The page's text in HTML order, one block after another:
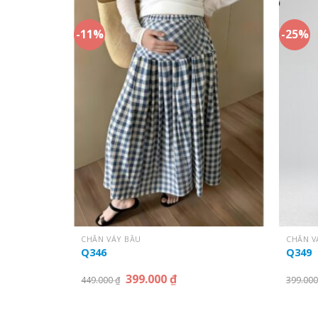
-11%
CHÂN VÁY BẦU
Q346
449.000₫ 399.000₫
-25%
CHÂN
Q349